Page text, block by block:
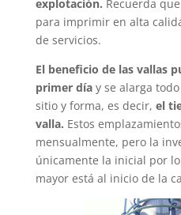
explotación. Recuerda
para imprimir en alta
de servicios.
El beneficio de las vallas
primer díay se alarga
sitio y forma, es decir, el
valla. Estos
mensualmente, pero la
únicamente la inicial por
mayor está al inicio de la